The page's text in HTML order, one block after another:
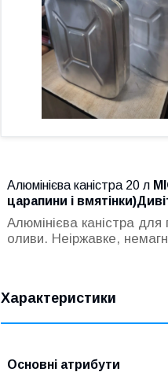
Алюмінієва каністра 20 л
царапини і
Алюмінієва каністра
оливи. Неіржавке,
Характеристики
Основні атрибути